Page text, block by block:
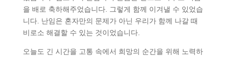
을 배로 축하해주었습니다. 그렇게 함께 이겨낼 수 있었습
니다. 난임은 혼자만의 문제가 아닌 우리가 함께 나갈 때
비로소 해결할 수 있는 것이었습니다.
오늘도 긴 시간을 고통 속에서 희망의 순간을 위해 노력하